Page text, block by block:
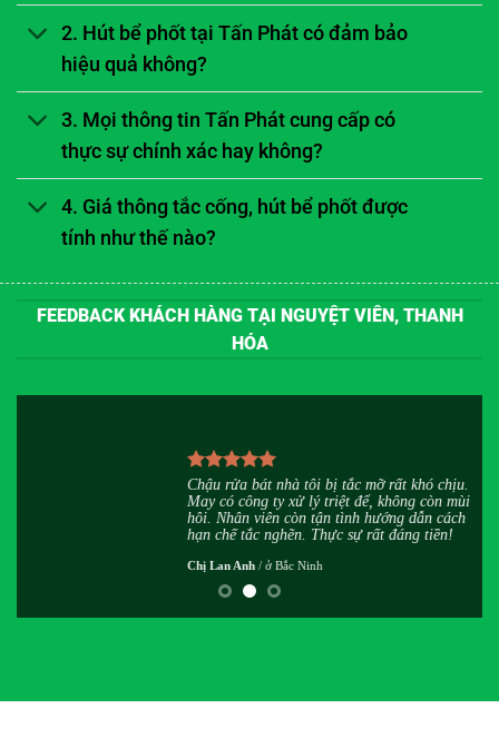
2. Hút bể phốt tại Tấn Phát có đảm bảo
hiệu quả không?
3. Mọi thông tin Tấn Phát cung cấp có
thực sự chính xác hay không?
4. Giá thông tắc cống, hút bể phốt được
tính như thế nào?
FEEDBACK KHÁCH HÀNG TẠI NGUYỆT VIÊN, THANH
HÓA
Chậu rửa bát nhà tôi bị tắc mỡ rất khó chịu.
May có công ty xử lý triệt để, không còn mùi
hôi. Nhân viên còn tận tình hướng dẫn cách
hạn chế tắc nghẽn. Thực sự rất đáng tiền!
Chị Lan Anh / ở Bắc Ninh